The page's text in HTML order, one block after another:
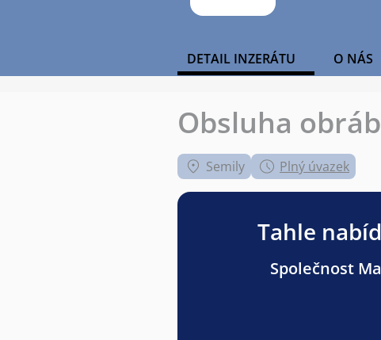
DETAIL INZERÁTU O NÁS
Obsluha
Semily Plný úvazek
Tahle
Společnost